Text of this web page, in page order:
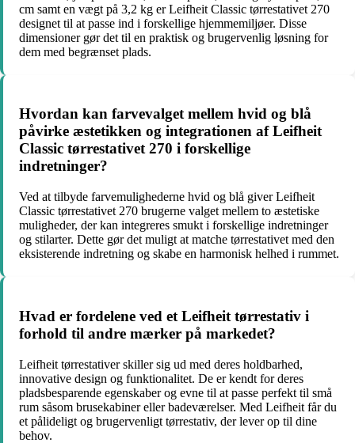
cm samt en vægt på 3,2 kg er Leifheit Classic tørrestativet 270
designet til at passe ind i forskellige hjemmemiljøer. Disse
dimensioner gør det til en praktisk og brugervenlig løsning for
dem med begrænset plads.
Hvordan kan farvevalget mellem hvid og blå
påvirke æstetikken og integrationen af Leifheit
Classic tørrestativet 270 i forskellige
indretninger?
Ved at tilbyde farvemulighederne hvid og blå giver Leifheit
Classic tørrestativet 270 brugerne valget mellem to æstetiske
muligheder, der kan integreres smukt i forskellige indretninger
og stilarter. Dette gør det muligt at matche tørrestativet med den
eksisterende indretning og skabe en harmonisk helhed i rummet.
Hvad er fordelene ved et Leifheit tørrestativ i
forhold til andre mærker på markedet?
Leifheit tørrestativer skiller sig ud med deres holdbarhed,
innovative design og funktionalitet. De er kendt for deres
pladsbesparende egenskaber og evne til at passe perfekt til små
rum såsom brusekabiner eller badeværelser. Med Leifheit får du
et pålideligt og brugervenligt tørrestativ, der lever op til dine
behov.